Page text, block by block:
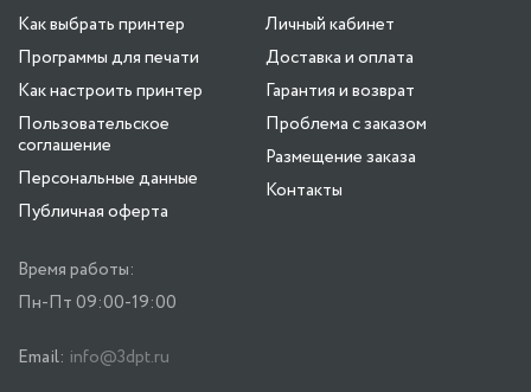
Как выбрать принтер
Программы для печати
Как настроить принтер
Пользовательское
соглашение
Персональные данные
Публичная оферта
Личный кабинет
Доставка и оплата
Гарантия и возврат
Проблема с заказом
Размещение заказа
Контакты
Время работы:
Пн-Пт 09:00-19:00
Email: info@3dpt.ru